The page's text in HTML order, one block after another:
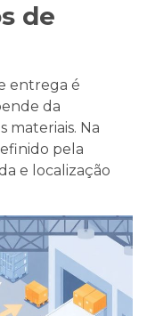
de
entrega é
da
materiais. Na
pela
e localização